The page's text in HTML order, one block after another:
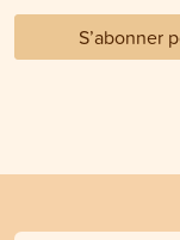
S’abonner